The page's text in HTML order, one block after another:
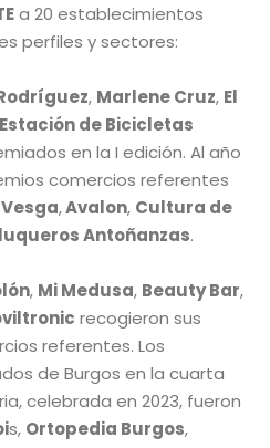
a 20 establecimientos
perfiles y sectores:
, Marlene Cruz, El
de Bicicletas
en la I edición. Al año
comercios referentes
,Avalon, Cultura de
Antoñanzas.
, Mi Medusa, Beauty Bar,
recogieron sus
referentes. Los
de Burgos en la cuarta
celebrada en 2023, fueron
s, Ortopedia Burgos,